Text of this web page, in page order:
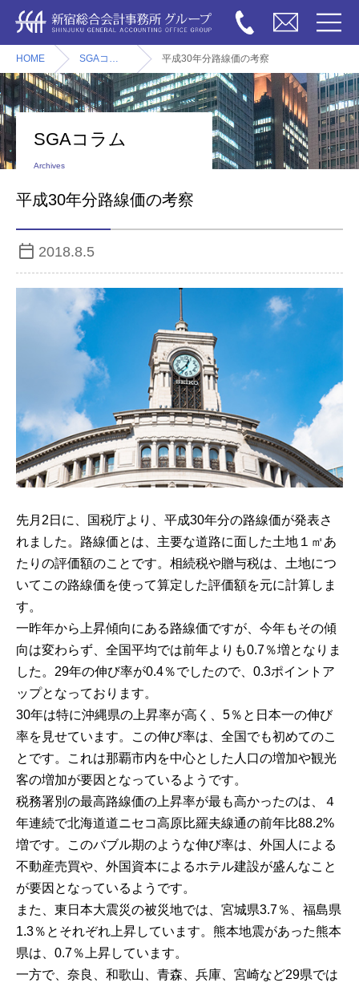
HOME SGAコラム 平成30年分路線価の考察
SGAコラム
Archives
平成30年分路線価の考察
2018.8.5
先月2日に、国税庁より、平成30年分の路線価が発表さ
れました。路線価とは、主要な道路に面した土地１㎡あ
たりの評価額のことです。相続税や贈与税は、土地につ
いてこの路線価を使って算定した評価額を元に計算しま
す。
一昨年から上昇傾向にある路線価ですが、今年もその傾
向は変わらず、全国平均では前年よりも0.7％増となりま
した。29年の伸び率が0.4％でしたので、0.3ポイントア
ップとなっております。
30年は特に沖縄県の上昇率が高く、5％と日本一の伸び
率を見せています。この伸び率は、全国でも初めてのこ
とです。これは那覇市内を中心とした人口の増加や観光
客の増加が要因となっているようです。
税務署別の最高路線価の上昇率が最も高かったのは、４
年連続で北海道道ニセコ高原比羅夫線通の前年比88.2%
増です。このバブル期のような伸び率は、外国人による
不動産売買や、外国資本によるホテル建設が盛んなこと
が要因となっているようです。
また、東日本大震災の被災地では、宮城県3.7％、福島県
1.3％とそれぞれ上昇しています。熊本地震があった熊本
県は、0.7％上昇しています。
一方で、奈良、和歌山、青森、兵庫、宮崎など29県では